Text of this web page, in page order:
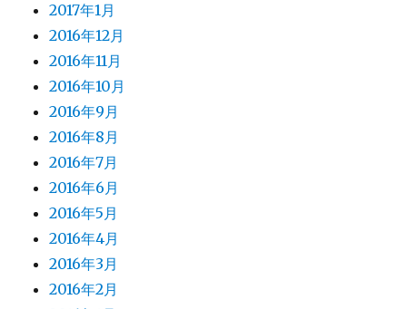
2017年1月
2016年12月
2016年11月
2016年10月
2016年9月
2016年8月
2016年7月
2016年6月
2016年5月
2016年4月
2016年3月
2016年2月